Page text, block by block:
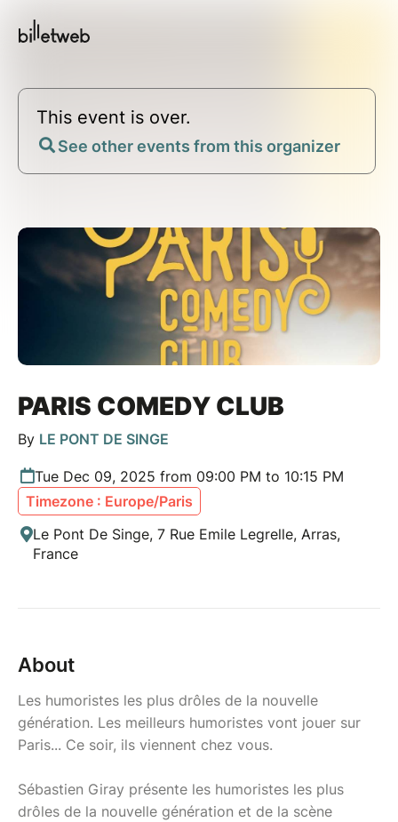
This event is over.
See other events from this organizer
PARIS COMEDY CLUB
By LE PONT DE SINGE
Tue Dec 09, 2025 from 09:00 PM to 10:15 PM
Timezone : Europe/Paris
Le Pont De Singe, 7 Rue Emile Legrelle, Arras,
France
About
Les humoristes les plus drôles de la nouvelle
génération. Les meilleurs humoristes vont jouer sur
Paris... Ce soir, ils viennent chez vous.
Sébastien Giray présente les humoristes les plus
drôles de la nouvelle génération et de la scène